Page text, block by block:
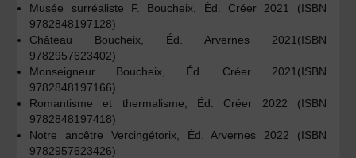
Musée surréaliste F. Boucheix, Éd. Créer 2021 (ISBN
9782848197128)
Château Boucheix, Éd. Arvernes 2021(ISBN
9782957623402)
Monseigneur Boucheix, Éd. Créer 2021(ISBN
9782848197166)
Romantisme et thermalisme, Éd. Créer 2022 (ISBN
9782848197418)
Notre ancêtre Vercingétorix, Éd. Arvernes 2022 (ISBN
9782957623426)